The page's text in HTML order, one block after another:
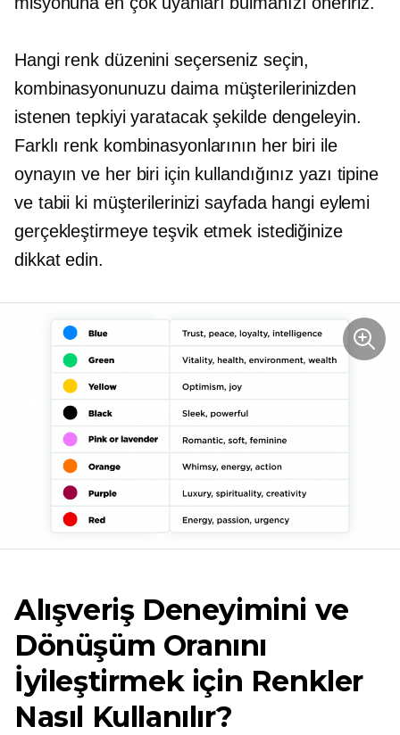
Hangi renk düzenini seçerseniz seçin,
kombinasyonunuzu daima müşterilerinizden
istenen tepkiyi yaratacak şekilde dengeleyin.
Farklı renk kombinasyonlarının her biri ile
oynayın ve her biri için kullandığınız yazı tipine
ve tabii ki müşterilerinizi sayfada hangi eylemi
gerçekleştirmeye teşvik etmek istediğinize
dikkat edin.
Alışveriş Deneyimini ve
Dönüşüm Oranını
İyileştirmek için Renkler
Nasıl Kullanılır?